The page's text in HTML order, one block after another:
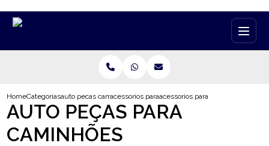
HomeCategoriasauto pecas caminhoesacessorios para caminhao volvoacessorios para caminhao scania
AUTO PEÇAS PARA
CAMINHÕES